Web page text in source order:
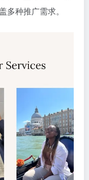
种推广需求。